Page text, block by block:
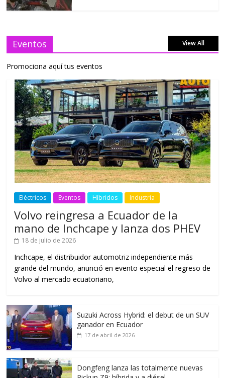
Eventos View All
Promociona aquí tus eventos
Eléctricos Eventos Híbridos Industria
Volvo reingresa a Ecuador de la
mano de Inchcape y lanza dos PHEV
18 de julio de 2026
Inchcape, el distribuidor automotriz independiente más
grande del mundo, anunció en evento especial el regreso de
Volvo al mercado ecuatoriano,
Suzuki Across Hybrid: el debut de un SUV
ganador en Ecuador
17 de abril de 2026
Dongfeng lanza las totalmente nuevas